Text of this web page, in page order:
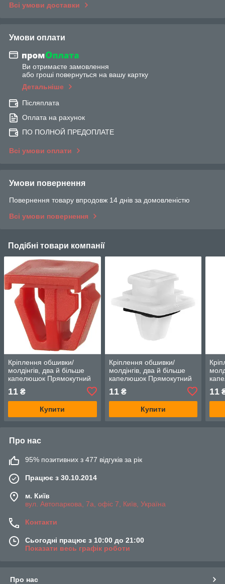
Всі умови доставки
Умови оплати
Ви отримаєте замовлення
або гроші повернуться на вашу картку
Детальніше
Післяплата
Оплата на рахунок
ПО ПОЛНОЙ ПРЕДОПЛАТЕ
Всі умови оплати
Умови повернення
Повернення товару впродовж 14 днів за домовленістю
Всі умови повернення
Подібні товари компанії
Кріплення обшивки/
молдінгів, два й більше
капелюшок Прямокутний
Odyssey
11 ₴
Купити
Кріплення обшивки/
молдінгів, два й більше
капелюшок Прямокутний
Odyssey
11₴
Купити
11
Про нас
95% позитивних з 477 відгуків за рік
Працює з 30.10.2014
м. Київ
вул. Автопаркова, 7а, офіс 7, Київ, Україна
Контакти
Сьогодні працює з 10:00 до 21:00
Показати весь графік роботи
Про нас